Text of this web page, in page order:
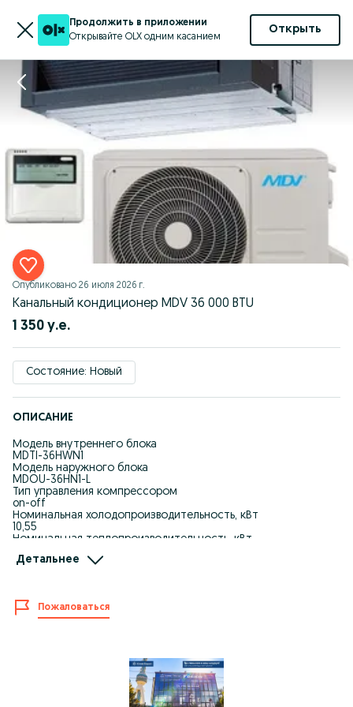
Продолжить в приложении
Открывайте OLX одним касанием
Открыть
Опубликовано 26 июля 2026 г.
Канальный кондиционер MDV 36 000 BTU
1 350 у.е.
Состояние: Новый
ОПИСАНИЕ
Модель внутреннего блока
MDTI-36HWN1
Модель наружного блока
MDOU-36HN1-L
Тип управления компрессором
on-off
Номинальная холодопроизводительность, кВт
10,55
Номинальная теплопроизводительность, кВт
Электропитание внутреннего блока, В/Гц/Ф
3,51
Коэффициент энергоэффективности EER
Номинальная потребляемая мощность (нагрев), кВт
Коэффициент энергоэффективности COP
Детальнее
Пожаловаться